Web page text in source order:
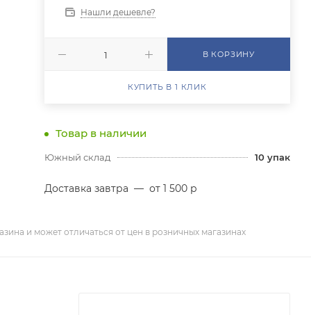
Нашли дешевле?
В КОРЗИНУ
КУПИТЬ В 1 КЛИК
Товар в наличии
Южный склад 10 упак
Доставка завтра — от 1 500 р
и может отличаться от цен в розничных магазинах